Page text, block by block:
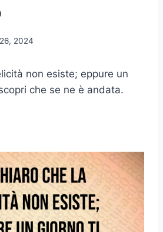
2024
non esiste; eppure un
che se ne è andata.